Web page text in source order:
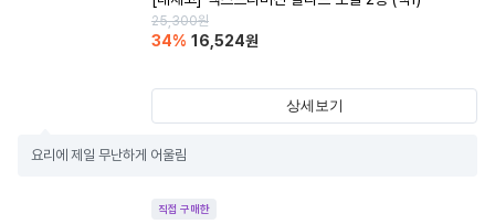
25,300원
34% 16,524원
상세보기
요리에 제일 무난하게 어울림
직접 구매한